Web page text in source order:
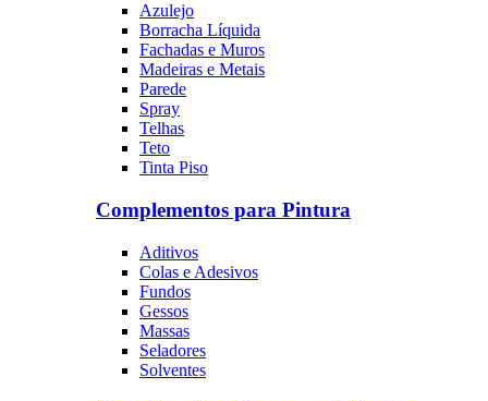
Azulejo
Borracha Líquida
Fachadas e Muros
Madeiras e Metais
Parede
Spray
Telhas
Teto
Tinta Piso
Complementos para Pintura
Aditivos
Colas e Adesivos
Fundos
Gessos
Massas
Seladores
Solventes